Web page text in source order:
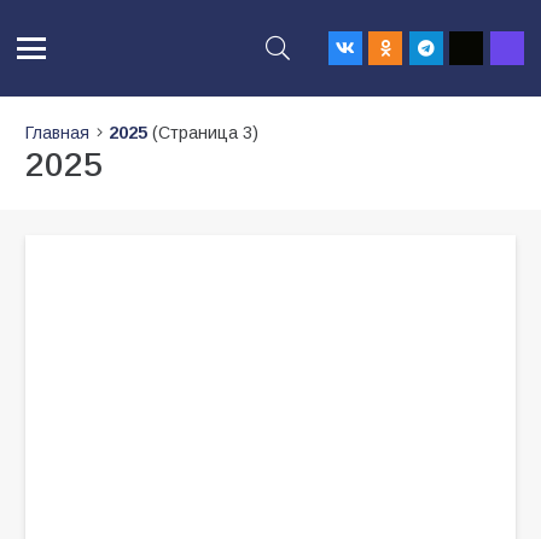
Главная 2025 (Страница 3)
2025